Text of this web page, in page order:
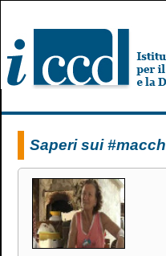
Saperi sui